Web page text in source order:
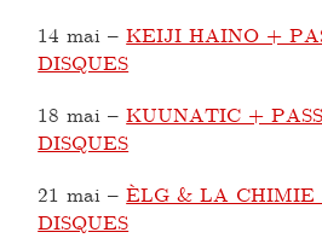
14 mai –KEIJI HAINO +
DISQUES
18 mai –KUUNATIC +
DISQUES
21 mai –ÈLG & LA CHIMIE
DISQUES